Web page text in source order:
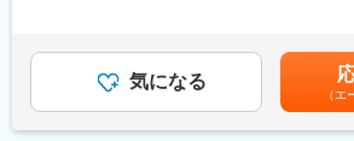
・個人ノルマはなく、関係構築やプロセ
ルです。
・官公庁特有のルールへの対応は必要で
門性として長く活かせます。
物流・搬送システム（自走台車・コンベ
期点検及びメンテナンスを行います。
※単発ではなく、長期的な信頼関係を築
の賞与は支給制限があります。■平均年
月現在・平均年齢41歳）賃金はあくまで
考を通じて上下する可能性があります。
めた表記です。
気になる
（エ